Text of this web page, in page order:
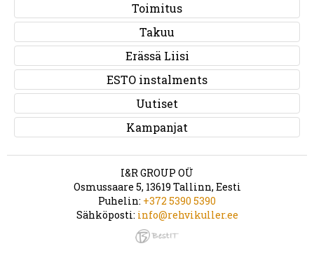
Toimitus
Takuu
Erässä Liisi
ESTO instalments
Uutiset
Kampanjat
I&R GROUP OÜ
Osmussaare 5, 13619 Tallinn, Eesti
Puhelin: +372 5390 5390
Sähköposti: info@rehvikuller.ee